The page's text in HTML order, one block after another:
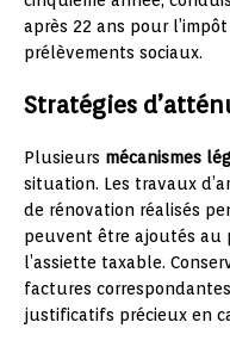
après 22 ans pour
prélèvements sociaux.
Stratégies
Plusieurs mécanismes
situation. Les travaux
de rénovation réalisés
peuvent être ajoutés au
l’assiette taxable.
factures
justificatifs précieux en